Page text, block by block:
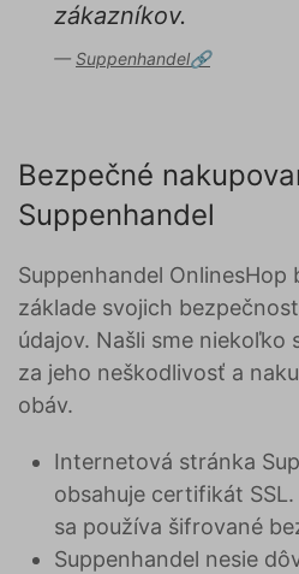
zákazníkov.
Suppenhandel
Bezpečné
Suppenhandel
Suppenhandel OnlinesHop
základe svojich
údajov. Našli sme niekoľko
za jeho neškodlivosť a
obáv.
Internetová stránka
obsahuje certifikát
sa používa šifrované
Suppenhandel nesie